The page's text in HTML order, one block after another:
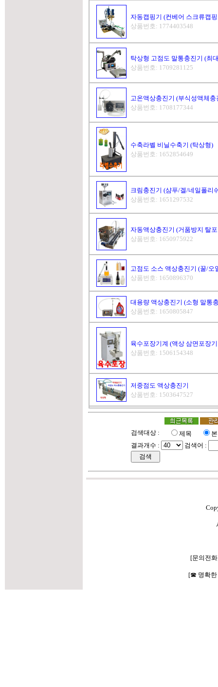
자동캡핑기 (컨베어 스크류캡
상품번호: 1774403548
탁상형 고점도 말통충진기 (최
상품번호: 1709281125
고온액상충진기 (부식성액체
상품번호: 1708177344
수축라벨 비닐수축기 (탁상형)
상품번호: 1652854649
크림충진기 (샴푸/겔/네일폴리
상품번호: 1651297532
자동액상충진기 (거품방지 탈
상품번호: 1650975922
고점도 소스 액상충진기 (꿀/오
상품번호: 1650896370
대용량 액상충진기 (소형 말통
상품번호: 1650805847
육수포장기계 (액상 삼면포장
상품번호: 1506154348
저중점도 액상충진기
상품번호: 1503647527
검색대상 : 제목
결과개수 :
검색어 :
[문의전
[☎ 명확한